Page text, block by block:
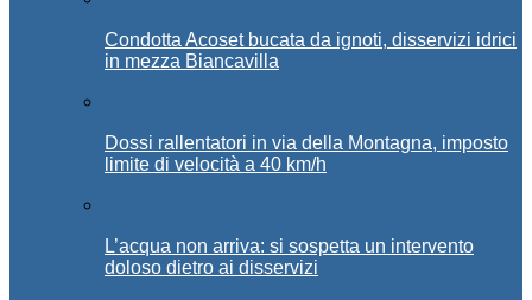
Condotta Acoset bucata da ignoti, disservizi idrici
in mezza Biancavilla
Dossi rallentatori in via della Montagna, imposto
limite di velocità a 40 km/h
L’acqua non arriva: si sospetta un intervento
doloso dietro ai disservizi